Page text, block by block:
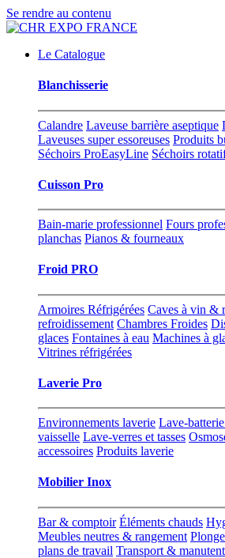
Se rendre au contenu
Le Catalogue
Blanchisserie
Calandre Laveuse barrière aseptique
Laveuses super essoreuses Produits
Séchoirs ProEasyLine Séchoirs
Cuisson Pro
Bain-marie professionnel Fours
planchas Pianos & fourneaux
Froid PRO
Armoires Réfrigérées Caves à vin &
refroidissement Chambres Froides
glaces Fontaines à eau Machines à
Vitrines réfrigérées
Laverie Pro
Environnements laverie Lave-
vaisselle Lave-verres et tasses
accessoires Produits laverie
Mobilier Inox
Bar & comptoir Éléments chauds
Meubles neutres & rangement
plans de travail Transport &